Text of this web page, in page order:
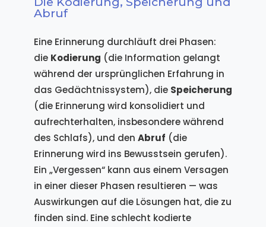
Abruf
Eine Erinnerung durchläuft drei Phasen:
die Kodierung (die Information gelangt
während der ursprünglichen Erfahrung in
das Gedächtnissystem), die Speicherung
(die Erinnerung wird konsolidiert und
aufrechterhalten, insbesondere während
des Schlafs), und den Abruf (die
Erinnerung wird ins Bewusstsein gerufen).
Ein „Vergessen“ kann aus einem Versagen
in einer dieser Phasen resultieren — was
Auswirkungen auf die Lösungen hat, die zu
finden sind. Eine schlecht kodierte